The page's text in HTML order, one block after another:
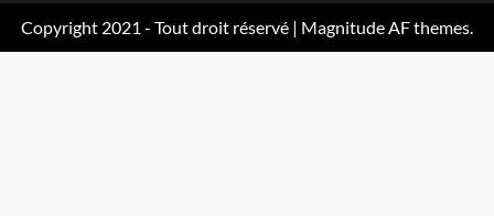
Copyright 2021 - Tout droit réservé | MagnitudeAF themes.